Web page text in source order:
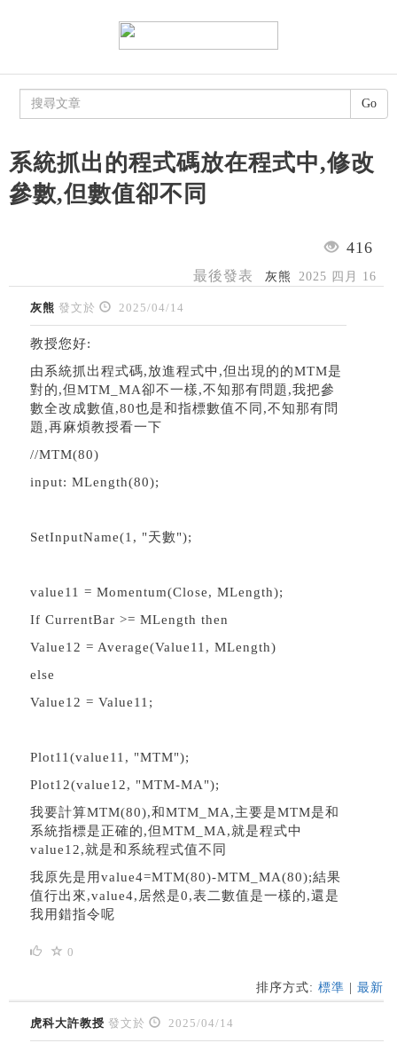
系統抓出的程式碼放在程式中,修改
參數,但數值卻不同
416
最後發表 灰熊 2025 四月 16
灰熊 發文於 2025/04/14
教授您好:
由系統抓出程式碼,放進程式中,但出現的的MTM是
對的,但MTM_MA卻不一樣,不知那有問題,我把參
數全改成數值,80也是和指標數值不同,不知那有問
題,再麻煩教授看一下
//MTM(80)
input: MLength(80);
SetInputName(1, "天數");
value11 = Momentum(Close, MLength);
If CurrentBar >= MLength then
Value12 = Average(Value11, MLength)
else
Value12 = Value11;
Plot11(value11, "MTM");
Plot12(value12, "MTM-MA");
我要計算MTM(80),和MTM_MA,主要是MTM是和
系統指標是正確的,但MTM_MA,就是程式中
value12,就是和系統程式值不同
我原先是用value4=MTM(80)-MTM_MA(80);結果
值行出來,value4,居然是0,表二數值是一樣的,還是
我用錯指令呢
0
排序方式: 標準 最新
虎科大許教授 發文於 2025/04/14
Go